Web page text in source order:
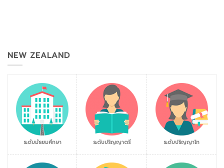
NEW ZEALAND
ระดับมัธยมศึกษา ระดับปริญญาตรี ระดับปริญญาโท